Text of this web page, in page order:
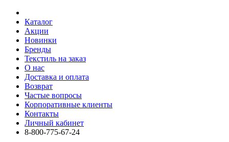
Каталог
Акции
Новинки
Бренды
Текстиль на заказ
О нас
Доставка и оплата
Возврат
Частые вопросы
Корпоративные клиенты
Контакты
Личный кабинет
8-800-775-67-24